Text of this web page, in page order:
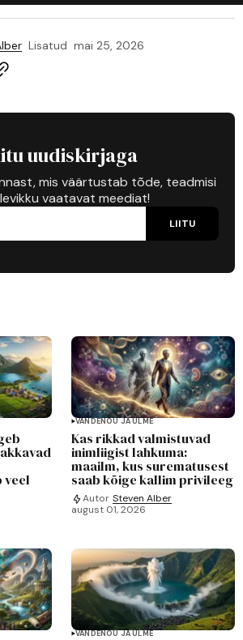
Lisatud mai 25, 2026
uudiskirjaga
mis väärtustab tõde, teadmisi
vaatavat meediat!
LIITU
veel
VANDENÕU JA ULME
Kas rikkad valmistuvad
inimliigist lahkuma:
maailm, kus surematusest
saab kõige kallim privileeg
Autor Steven Alber
august 01, 2026
VANDENÕU JA ULME